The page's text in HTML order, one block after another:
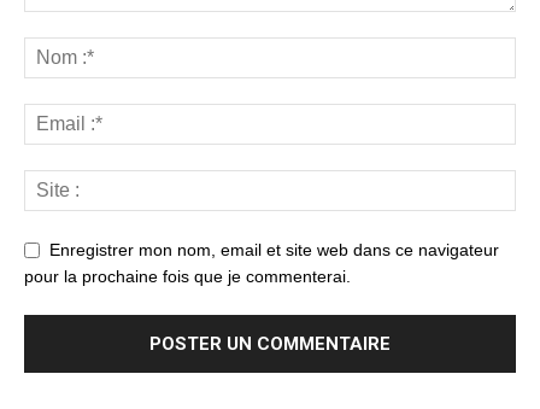
Enregistrer mon nom, email et site web dans ce navigateur
pour la prochaine fois que je commenterai.